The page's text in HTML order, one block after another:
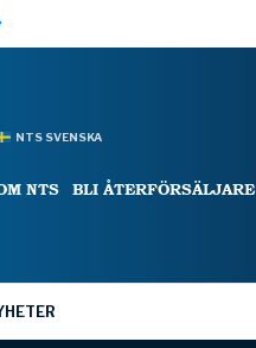
NTS SVENSKA
NTS BLI ÅTERFÖRSÄLJARE